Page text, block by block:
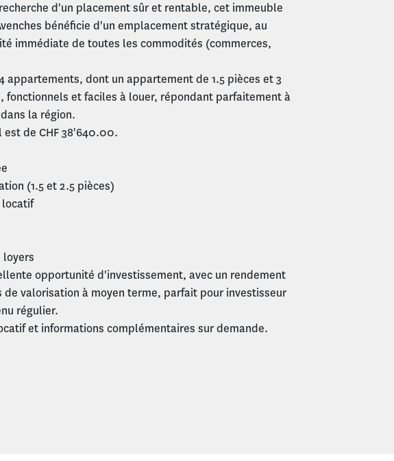
d'un placement sûr et rentable, cet immeuble
bénéficie d'un emplacement stratégique, au
immédiate de toutes les commodités (commerces,
appartements, dont un appartement de 1.5 pièces et 3
fonctionnels et faciles à louer, répondant parfaitement à
la région.
est de CHF 38'640.00.
(1.5 et 2.5 pièces)
locatif
opportunité d'investissement, avec un rendement
valorisation à moyen terme, parfait pour investisseur
régulier.
et informations complémentaires sur demande.